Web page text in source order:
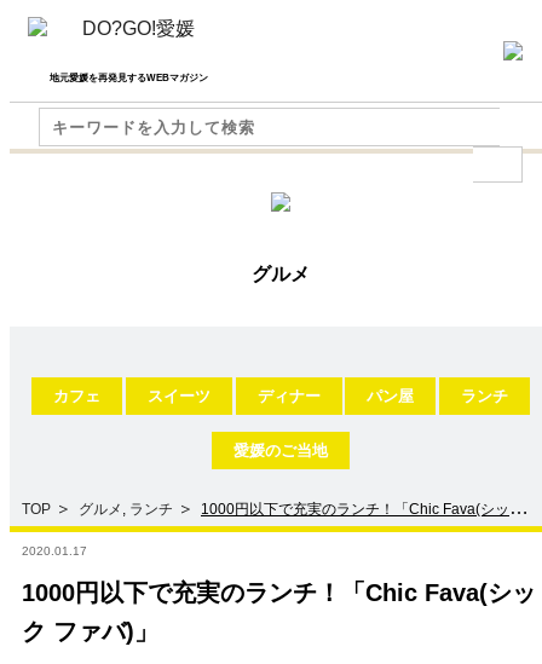
地元愛媛を再発見するWEBマガジン
グルメ
カフェ スイーツ ディナー パン屋 ランチ
愛媛のご当地
TOP グルメ , ランチ
1000円以下で充実のランチ！「Chic Fava(シック
ファバ)」
2020.01.17
1000円以下で充実のランチ！「Chic Fava(シッ
ク ファバ)」